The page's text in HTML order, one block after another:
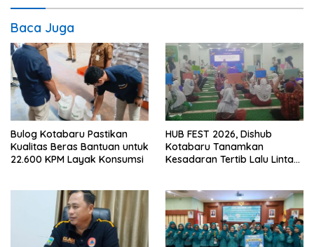
Baca Juga
Bulog Kotabaru Pastikan
Kualitas Beras Bantuan untuk
22.600 KPM Layak Konsumsi
HUB FEST 2026, Dishub
Kotabaru Tanamkan
Kesadaran Tertib Lalu Lintas